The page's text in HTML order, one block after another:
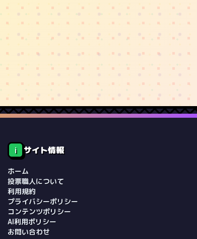
ℹ️ サイト情報
ホーム
投票職人について
利用規約
プライバシーポリシー
コンテンツポリシー
AI利用ポリシー
お問い合わせ